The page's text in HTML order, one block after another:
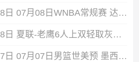
2026年07月08日 07月08日WNBA常规赛 达拉斯飞翼88-77纽约自由人 全场集锦
2026年07月08日 夏联-老鹰6人上双轻取灰熊 希格斯22+5 探花布泽尔缺战
2026年07月07日 07月07日男篮世美预 墨西哥男篮 93 - 94 美国男篮